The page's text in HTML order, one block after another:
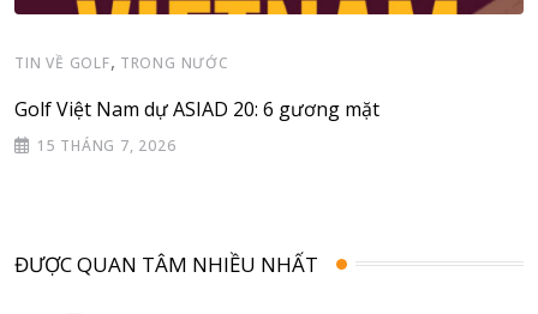
TIN VỀ GOLF, TRONG NƯỚC
Golf Việt Nam dự ASIAD 20: 6 gương mặt
15 THÁNG 7, 2026
ĐƯỢC QUAN TÂM NHIỀU NHẤT